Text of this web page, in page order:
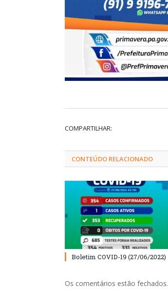
COMPARTILHAR:
CONTEÚDO RELACIONADO
Boletim COVID-19 (27/06/2022)
Os comentários estão fechados.